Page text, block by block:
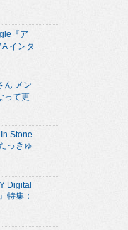
『ア
インタ
ん メン
って更
Stone
っきゅ
Digital
特集：